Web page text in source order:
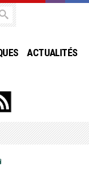
ACTUALITÉS